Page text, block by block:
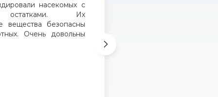
насекомых с
остатками. Их
вещества безопасны
Очень довольны